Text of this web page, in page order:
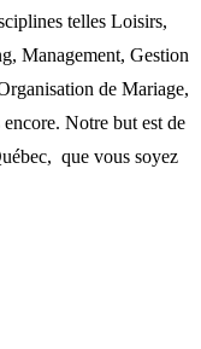
telles Loisirs,
Management, Gestion
de Mariage,
Notre but est de
que vous soyez